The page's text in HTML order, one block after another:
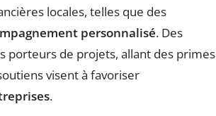
locales, telles que des
personnalisé. Des
porteurs de projets, allant des primes
visent à favoriser
.